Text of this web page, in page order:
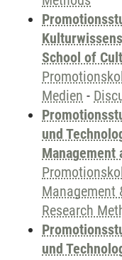
School of
Medien -
und
Management
Management
Research
und